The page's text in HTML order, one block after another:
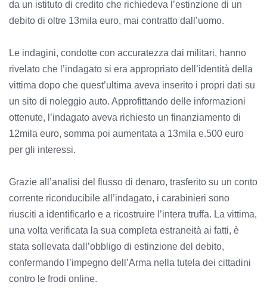
da un istituto di credito che richiedeva l’estinzione di un
debito di oltre 13mila euro, mai contratto dall’uomo.
Le indagini, condotte con accuratezza dai militari, hanno
rivelato che l’indagato si era appropriato dell’identità della
vittima dopo che quest’ultima aveva inserito i propri dati su
un sito di noleggio auto. Approfittando delle informazioni
ottenute, l’indagato aveva richiesto un finanziamento di
12mila euro, somma poi aumentata a 13mila e.500 euro
per gli interessi.
Grazie all’analisi del flusso di denaro, trasferito su un conto
corrente riconducibile all’indagato, i carabinieri sono
riusciti a identificarlo e a ricostruire l’intera truffa. La vittima,
una volta verificata la sua completa estraneità ai fatti, è
stata sollevata dall’obbligo di estinzione del debito,
confermando l’impegno dell’Arma nella tutela dei cittadini
contro le frodi online.